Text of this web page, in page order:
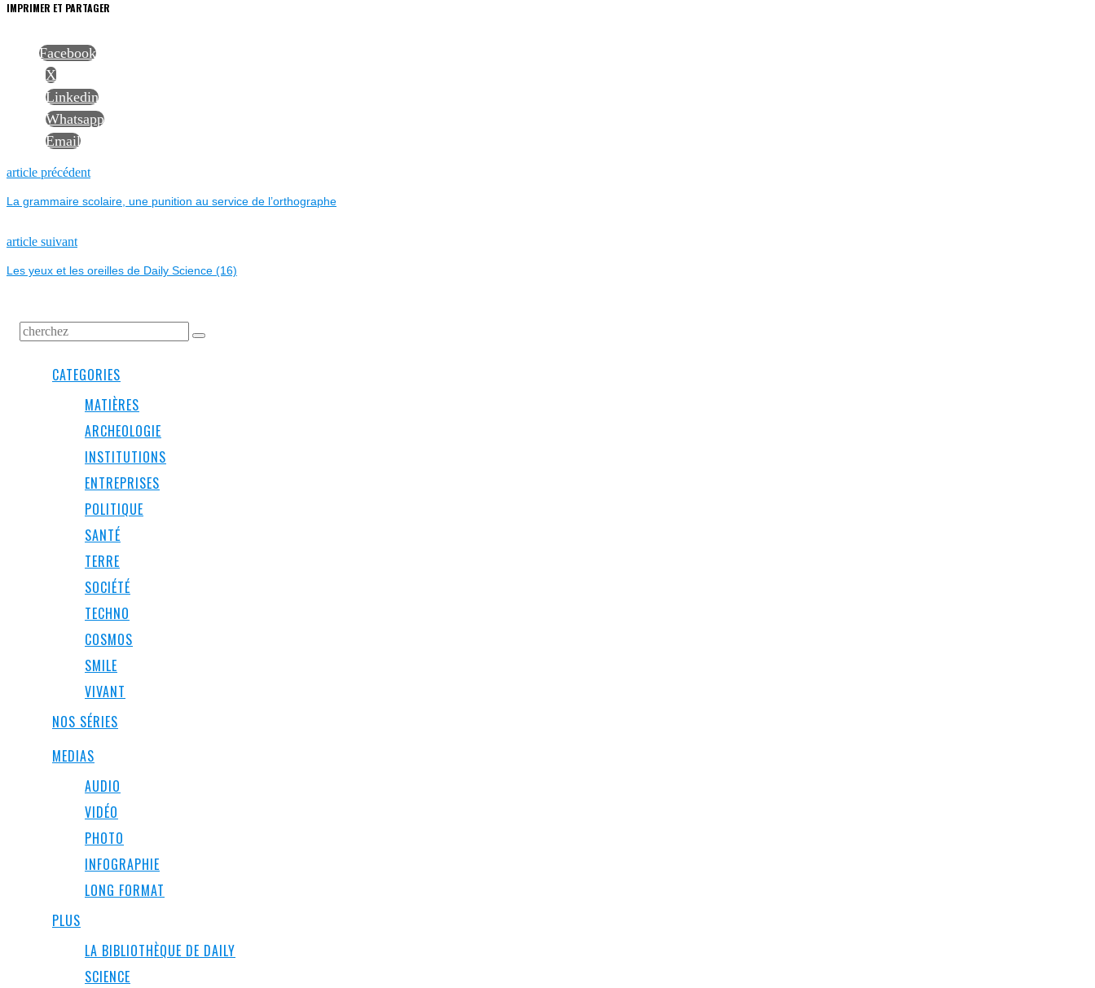
IMPRIMER ET PARTAGER
Facebook
X
Linkedin
Whatsapp
Email
NAVIGATION
DE
L’ARTICLE
article précédentPrevious
La grammaire scolaire, une punition au service de l’orthographe
article suivantNext
Les yeux et les oreilles de Daily Science (16)
CATEGORIES
MATIÈRES
ARCHEOLOGIE
INSTITUTIONS
ENTREPRISES
POLITIQUE
SANTÉ
TERRE
SOCIÉTÉ
TECHNO
COSMOS
SMILE
VIVANT
NOS SÉRIES
MEDIAS
AUDIO
VIDÉO
PHOTO
INFOGRAPHIE
LONG FORMAT
PLUS
LA BIBLIOTHÈQUE DE DAILY
SCIENCE